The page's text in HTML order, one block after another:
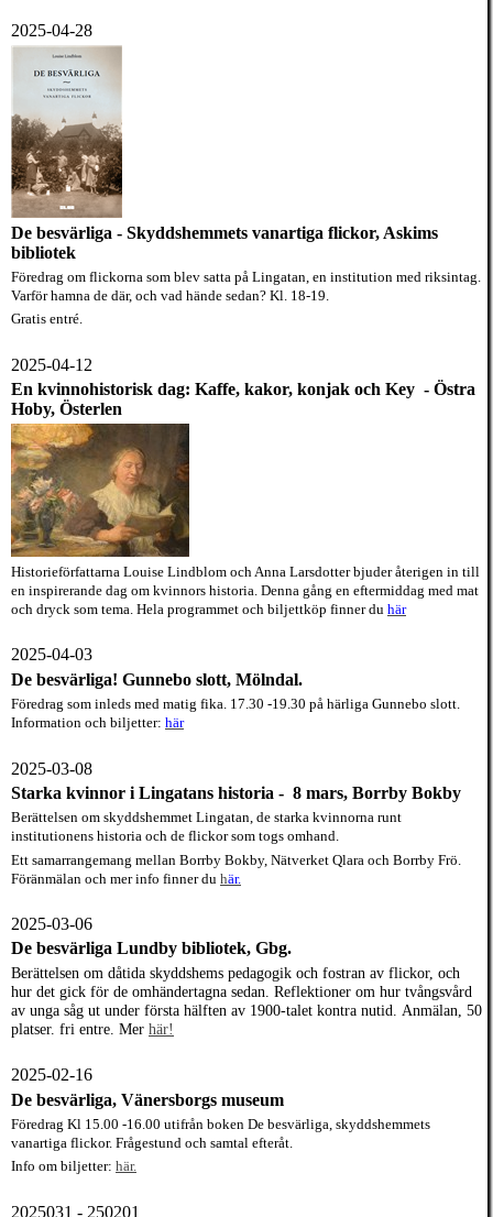
2025-04-28
De besvärliga - Skyddshemmets vanartiga flickor, Askims
bibliotek
Föredrag om flickorna som blev satta på Lingatan, en institution med riksintag.
Varför hamna de där, och vad hände sedan? Kl. 18-19.
Gratis entré.
2025-04-12
En kvinnohistorisk dag: Kaffe, kakor, konjak och Key - Östra
Hoby, Österlen
Historieförfattarna Louise Lindblom och Anna Larsdotter bjuder återigen in till
en inspirerande dag om kvinnors historia. Denna gång en eftermiddag med mat
och dryck som tema. Hela programmet och biljettköp finner du här
2025-04-03
De besvärliga! Gunnebo slott, Mölndal.
Föredrag som inleds med matig fika. 17.30 -19.30 på härliga Gunnebo slott.
Information och biljetter: här
2025-03-08
Starka kvinnor i Lingatans historia - 8 mars, Borrby Bokby
Berättelsen om skyddshemmet Lingatan, de starka kvinnorna runt
institutionens historia och de flickor som togs omhand.
Ett samarrangemang mellan Borrby Bokby, Nätverket Qlara och Borrby Frö.
Föränmälan och mer info finner du här.
2025-03-06
De besvärliga Lundby bibliotek, Gbg.
Berättelsen om dåtida skyddshems pedagogik och fostran av flickor, och
hur det gick för de omhändertagna sedan. Reflektioner om hur tvångsvård
av unga såg ut under första hälften av 1900-talet kontra nutid. Anmälan, 50
platser. fri entre. Mer här!
2025-02-16
De besvärliga, Vänersborgs museum
Föredrag Kl 15.00 -16.00 utifrån boken De besvärliga, skyddshemmets
vanartiga flickor. Frågestund och samtal efteråt.
Info om biljetter: här.
2025031 - 250201